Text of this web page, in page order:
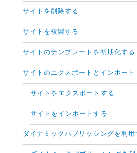
サイトを削除する
サイトを複製する
サイトのテンプレートを初期化する
サイトのエクスポートとインポート
サイトをエクスポートする
サイトをインポートする
ダイナミックパブリッシングを利用